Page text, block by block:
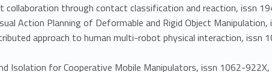
collaboration through contact classification and reaction, issn
Action Planning of Deformable and Rigid Object
approach to human multi-robot physical interaction,
Isolation for Cooperative Mobile Manipulators, issn 1062-